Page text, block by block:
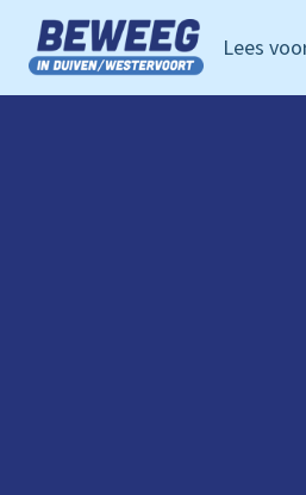
Ga naar de homepage van
Lees